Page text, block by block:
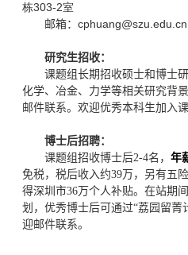
栋303-2室
邮箱： cphuang@szu.edu.cn
研究生招收：
课题组长期招收硕士和博士
化学、冶金、力学等相关研究背
邮件联系。欢迎优秀本科生加入课
博士后招聘：
课题组招收博士后2-4名， 年
免税，税后收入约39万，另有五
得深圳市36万个人补贴。在站期
划，优秀博士后可通过“荔园留菁
迎邮件联系。